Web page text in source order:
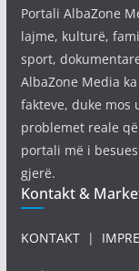
Portali AlbaZone
lajme, kulturë,
sport,
AlbaZone Media
fakteve, duke mos
problemet reale
portali më i
gjerë.
Kontakt &
KONTAKT|